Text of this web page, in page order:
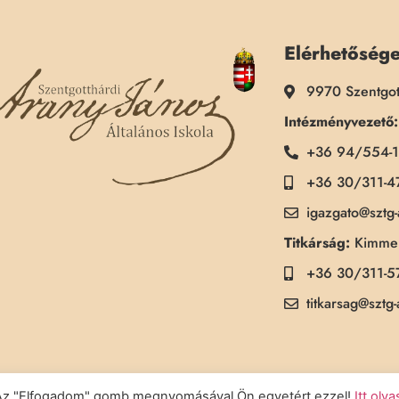
9970
Intézményvezető:
+36 94/554-
+36 30/311-
Titkárság:
+36 30/311-